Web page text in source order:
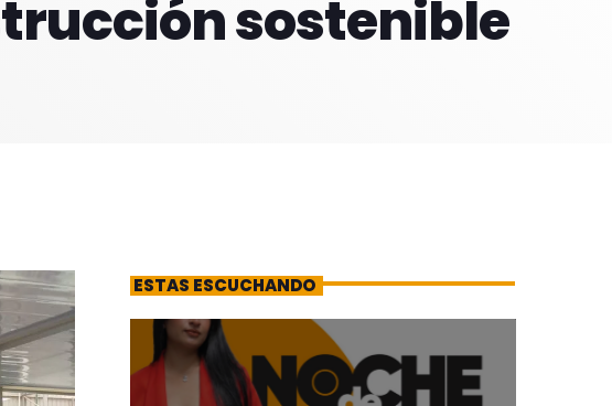
sostenible
ESTAS ESCUCHANDO